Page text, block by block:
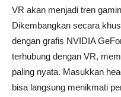
VR akan menjadi tren
Dikembangkan secara
dengan grafis NVIDIA
terhubung dengan VR,
paling nyata. Masukkan
bisa langsung menikmati